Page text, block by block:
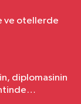
ve otellerde
diplomasinin